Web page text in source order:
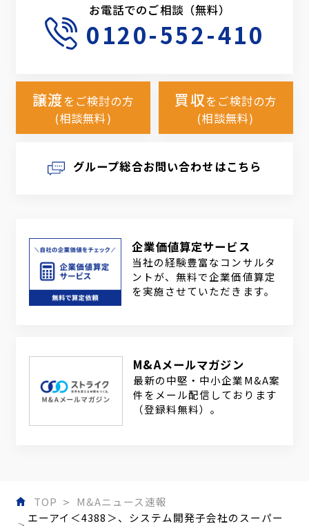
お電話でのご相談（無料）
0120-552-410
譲渡をご検討の方
(相談無料)
買収をご検討の方
(相談無料)
グループ総合お問い合わせはこちら
企業価値算定サービス
当社の経験豊富なコンサルタ
ントが、無料で企業価値算定
を実施させていただきます。
M&Aメールマガジン
最新の中堅・中小企業M&A案
件をメール配信しております
（登録料無料）。
TOP
M&Aニュース速報
エーアイ＜4388＞、システム開発子会社のスーパー